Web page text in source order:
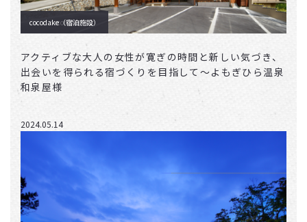
cocodake
cocodake（宿泊施設）
アクティブな大人の女性が寛ぎの時間と新しい気づき、
出会いを得られる宿づくりを目指して〜よもぎひら温泉
和泉屋様
2024.05.14